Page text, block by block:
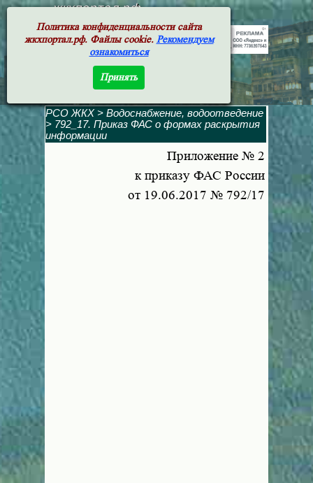
жкхпортал.рф
РСО ЖКХ> Водоснабжение, водоотведение
> 792_17. Приказ ФАС о формах раскрытия
информации
Приложение № 2
к приказу ФАС России
от 19.06.2017 № 792/17
Политика конфиденциальности сайта
жкхпортал.рф. Файлы cookie. Рекомендуем
ознакомиться
Принять